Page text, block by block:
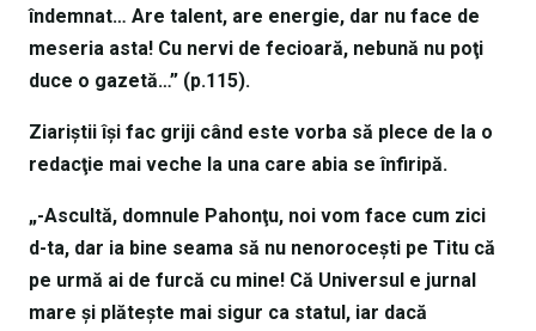
îndemnat… Are talent, are energie, dar nu face de
meseria asta! Cu nervi de fecioară, nebună nu poţi
duce o gazetă…” (p.115).
Ziariştii îşi fac griji când este vorba să plece de la o
redacţie mai veche la una care abia se înfiripă.
„-Ascultă, domnule Pahonţu, noi vom face cum zici
d-ta, dar ia bine seama să nu nenoroceşti pe Titu că
pe urmă ai de furcă cu mine! Că Universul e jurnal
mare şi plăteşte mai sigur ca statul, iar dacă